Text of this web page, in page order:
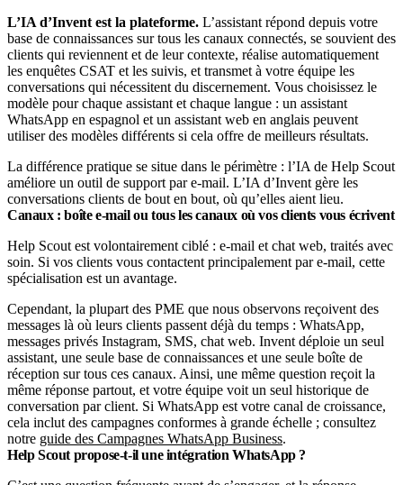
L’IA d’Invent est la plateforme. L’assistant répond depuis votre
base de connaissances sur tous les canaux connectés, se souvient des
clients qui reviennent et de leur contexte, réalise automatiquement
les enquêtes CSAT et les suivis, et transmet à votre équipe les
conversations qui nécessitent du discernement. Vous choisissez le
modèle pour chaque assistant et chaque langue : un assistant
WhatsApp en espagnol et un assistant web en anglais peuvent
utiliser des modèles différents si cela offre de meilleurs résultats.
La différence pratique se situe dans le périmètre : l’IA de Help Scout
améliore un outil de support par e-mail. L’IA d’Invent gère les
conversations clients de bout en bout, où qu’elles aient lieu.
Canaux : boîte e-mail ou tous les canaux où vos clients vous écrivent
Help Scout est volontairement ciblé : e-mail et chat web, traités avec
soin. Si vos clients vous contactent principalement par e-mail, cette
spécialisation est un avantage.
Cependant, la plupart des PME que nous observons reçoivent des
messages là où leurs clients passent déjà du temps : WhatsApp,
messages privés Instagram, SMS, chat web. Invent déploie un seul
assistant, une seule base de connaissances et une seule boîte de
réception sur tous ces canaux. Ainsi, une même question reçoit la
même réponse partout, et votre équipe voit un seul historique de
conversation par client. Si WhatsApp est votre canal de croissance,
cela inclut des campagnes conformes à grande échelle ; consultez
notre guide des Campagnes WhatsApp Business.
Help Scout propose-t-il une intégration WhatsApp ?